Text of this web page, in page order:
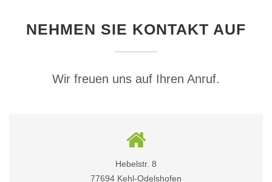
NEHMEN SIE KONTAKT AUF
Wir freuen uns auf Ihren Anruf.
Hebelstr. 8
77694 Kehl-Odelshofen